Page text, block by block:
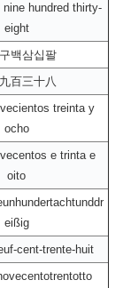
hundred thirty-
eight
백삼십팔
百三十八
treinta y
ocho
e trinta e
oito
eißig
cent-trente-huit